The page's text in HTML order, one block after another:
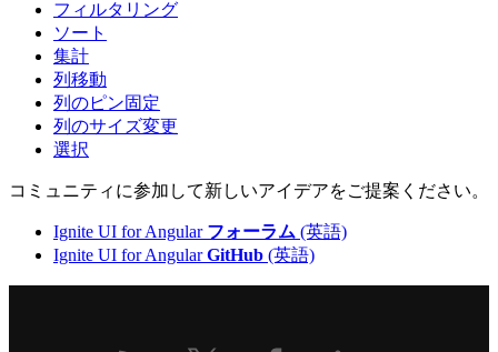
フィルタリング
ソート
集計
列移動
列のピン固定
列のサイズ変更
選択
コミュニティに参加して新しいアイデアをご提案ください。
Ignite UI for Angular フォーラム (英語)
Ignite UI for AngularGitHub (英語)